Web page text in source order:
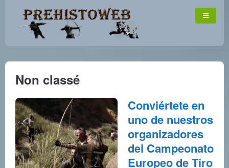
Non classé
Conviértete en
uno de nuestros
organizadores
del Campeonato
Europeo de Tiro